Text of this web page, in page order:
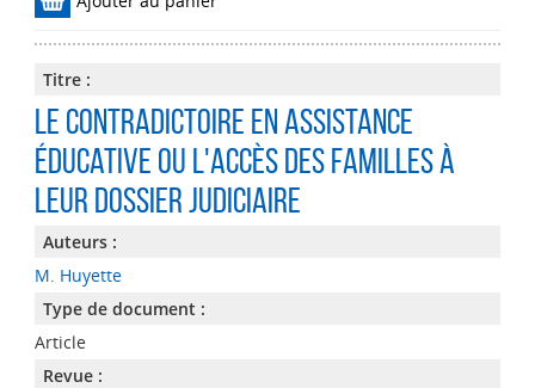
Titre :
Le contradictoire en assistance
éducative ou l'accès des familles à
leur dossier judiciaire
Auteurs :
M. Huyette
Type de document :
Article
Revue :